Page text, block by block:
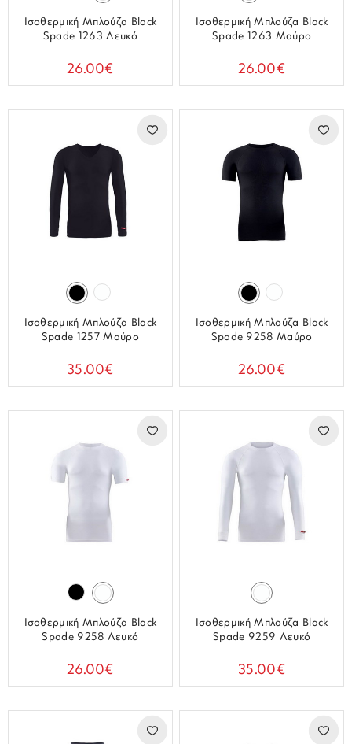
Ισοθερμική Μπλούζα Black
Spade 1263 Λευκό
26.00€
Ισοθερμική Μπλούζα Black
Spade 1263 Μαύρο
26.00€
Ισοθερμική Μπλούζα Black
Spade 1257 Μαύρο
35.00€
Ισοθερμική Μπλούζα Black
Spade 9258 Μαύρο
26.00€
Ισοθερμική Μπλούζα Black
Spade 9258 Λευκό
26.00€
Ισοθερμική Μπλούζα Black
Spade 9259 Λευκό
35.00€